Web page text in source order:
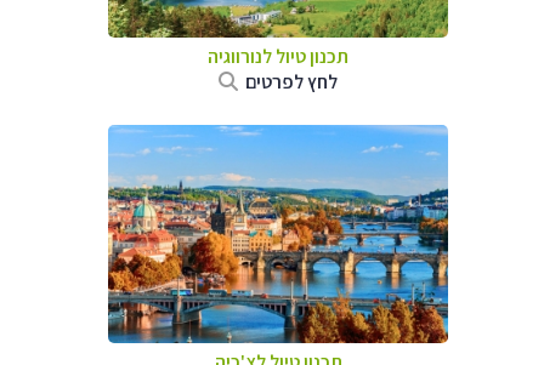
תכנון טיול לנורווגיה
לחץ לפרטים